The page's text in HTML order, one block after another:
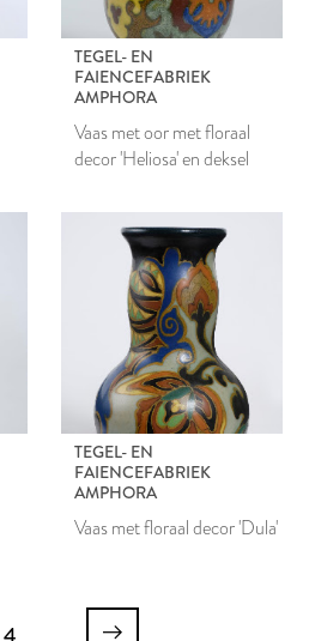
TEGEL- EN
FAIENCEFABRIEK
AMPHORA
Vaas met oor met floraal
decor 'Heliosa' en deksel
TEGEL- EN
FAIENCEFABRIEK
AMPHORA
Vaas met floraal decor 'Dula'
4